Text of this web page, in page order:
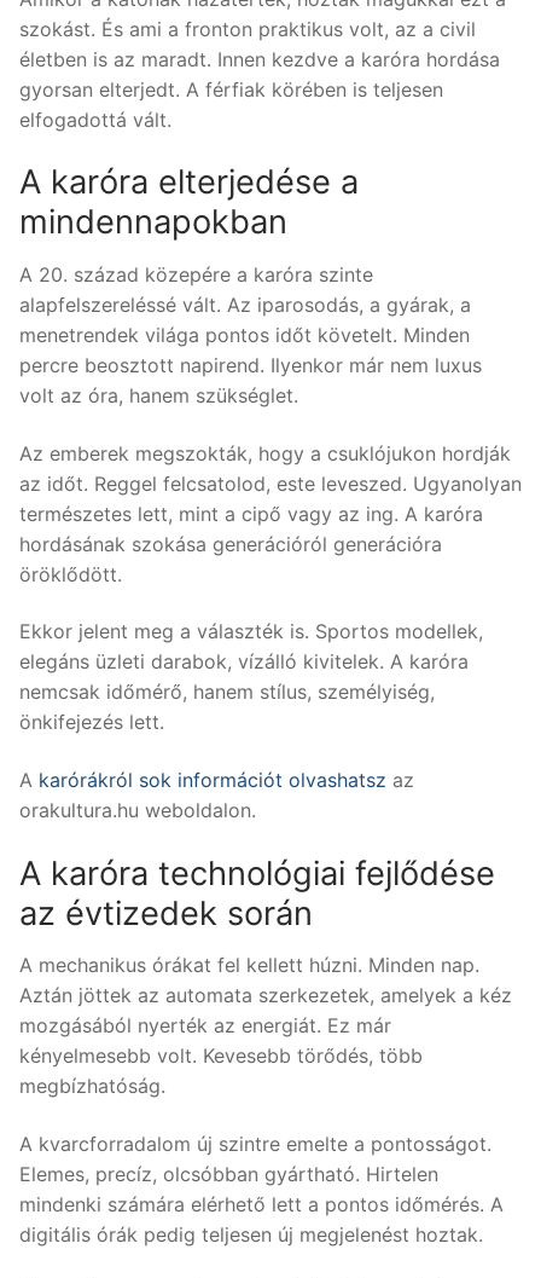
szokást. És ami a fronton praktikus volt, az a civil
életben is az maradt. Innen kezdve a karóra hordása
gyorsan elterjedt. A férfiak körében is teljesen
elfogadottá vált.
A karóra elterjedése a
mindennapokban
A 20. század közepére a karóra szinte
alapfelszereléssé vált. Az iparosodás, a gyárak, a
menetrendek világa pontos időt követelt. Minden
percre beosztott napirend. Ilyenkor már nem luxus
volt az óra, hanem szükséglet.
Az emberek megszokták, hogy a csuklójukon hordják
az időt. Reggel felcsatolod, este leveszed. Ugyanolyan
természetes lett, mint a cipő vagy az ing. A karóra
hordásának szokása generációról generációra
öröklődött.
Ekkor jelent meg a választék is. Sportos modellek,
elegáns üzleti darabok, vízálló kivitelek. A karóra
nemcsak időmérő, hanem stílus, személyiség,
önkifejezés lett.
A karórákról sok információt olvashatsz az
orakultura.hu weboldalon.
A karóra technológiai fejlődése
az évtizedek során
A mechanikus órákat fel kellett húzni. Minden nap.
Aztán jöttek az automata szerkezetek, amelyek a kéz
mozgásából nyerték az energiát. Ez már
kényelmesebb volt. Kevesebb törődés, több
megbízhatóság.
A kvarcforradalom új szintre emelte a pontosságot.
Elemes, precíz, olcsóbban gyártható. Hirtelen
mindenki számára elérhető lett a pontos időmérés. A
digitális órák pedig teljesen új megjelenést hoztak.